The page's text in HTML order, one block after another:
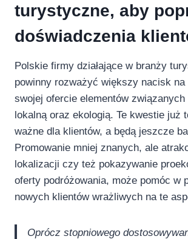
turystyczne, aby
doświadczenia
Polskie firmy działające w branży
powinny rozważyć większy nacisk
swojej ofercie elementów
lokalną oraz ekologią. Te kwestie już
ważne dla klientów, a będą jeszcze
Promowanie mniej znanych, ale
lokalizacji czy też pokazywanie
oferty podróżowania, może pomóc w
nowych klientów wrażliwych na te
Oprócz stopniowego